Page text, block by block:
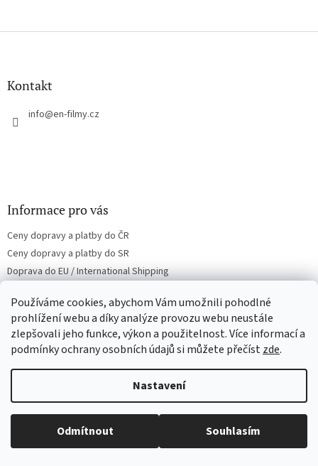
Používáme cookies, abychom Vám umožnili pohodlné
prohlížení webu a díky analýze provozu webu neustále
zlepšovali jeho funkce, výkon a použitelnost. Více informací a
podmínky ochrany osobních údajů si můžete přečístzde.
Nastavení
Odmítnout Souhlasím
Vážení zákazníci, nabízené zboží pochází ze zahraniční
distribuce, a až na výjimky neobsahuje český dabing ani
hvězdiček.
Z
Kontakt
info@en-filmy.cz
Informace pro vás
Ceny dopravy a platby do ČR
Ceny dopravy a platby do SR
Doprava do EU / International Shipping
Podmínky ochrany osobních údajů
Kontakt
Přijímáme online platby